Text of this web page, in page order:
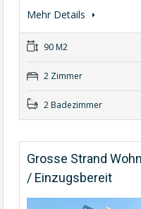
Mehr Details
90 M2
2 Zimmer
2 Badezimmer
Grosse Strand
/ Einzugsbereit